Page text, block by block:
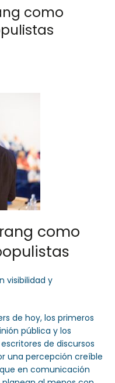
como
como
visibilidad y
de hoy, los primeros
pública y los
de discursos
una percepción creíble
en comunicación